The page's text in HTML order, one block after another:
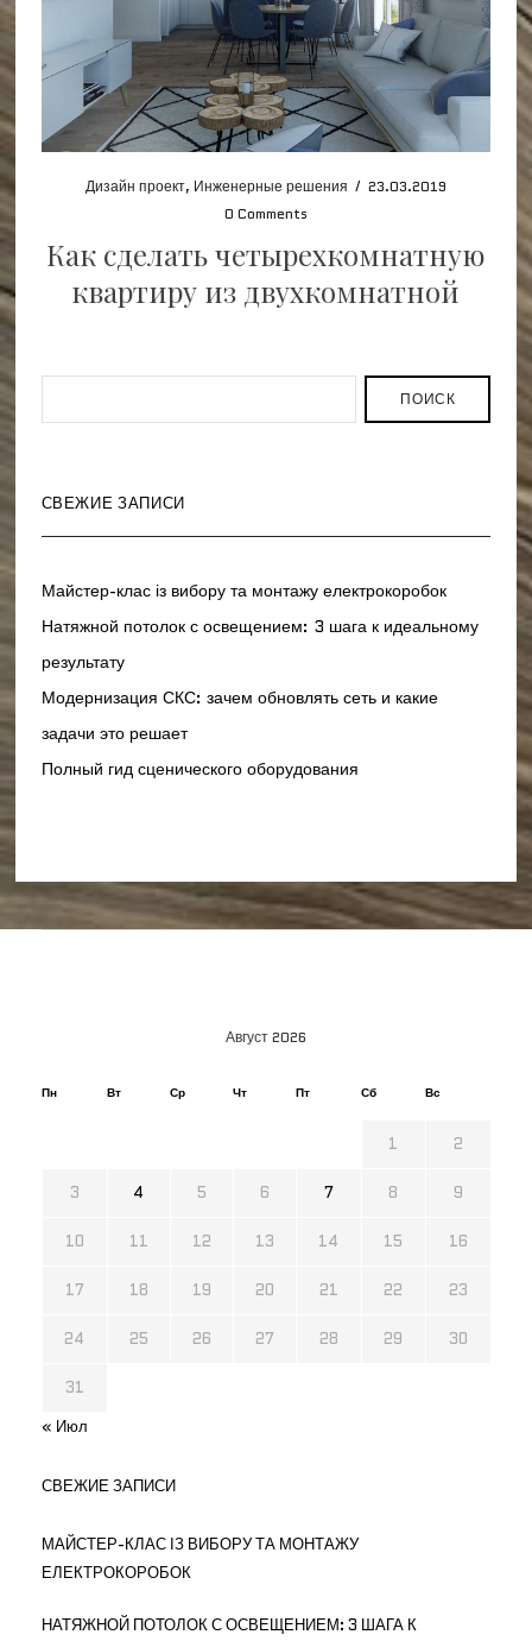
Дизайн проект, Инженерные решения / 23.03.2019
0 Comments
Как сделать четырехкомнатную
квартиру из двухкомнатной
ПОИСК
СВЕЖИЕ ЗАПИСИ
Майстер-клас із вибору та монтажу електрокоробок
Натяжной потолок с освещением: 3 шага к идеальному
результату
Модернизация СКС: зачем обновлять сеть и какие
задачи это решает
Полный гид сценического оборудования
Август 2026
Пн Вт Ср Чт Пт Сб Вс
1 2
3 4 5 6 7 8 9
10 11 12 13 14 15 16
17 18 19 20 21 22 23
24 25 26 27 28 29 30
31
« Июл
СВЕЖИЕ ЗАПИСИ
МАЙСТЕР-КЛАС ІЗ ВИБОРУ ТА МОНТАЖУ
ЕЛЕКТРОКОРОБОК
НАТЯЖНОЙ ПОТОЛОК С ОСВЕЩЕНИЕМ: 3 ШАГА К